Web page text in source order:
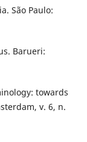
São Paulo:
Barueri:
towards
v. 6, n.